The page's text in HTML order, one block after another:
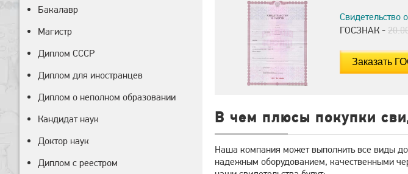
Свидетельство
ГОСЗНАК -
В чем плюсы покупки
Наша компания может выполнить все виды
надежным оборудованием, качественными
Бакалавр
Магистр
Диплом СССР
Диплом для иностранцев
Диплом о неполном образовании
Кандидат наук
Доктор наук
Диплом с реестром